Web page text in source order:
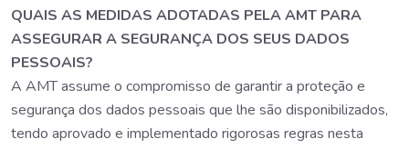
QUAIS AS MEDIDAS ADOTADAS PELA AMT PARA
ASSEGURAR A SEGURANÇA DOS SEUS DADOS
PESSOAIS?
A AMT assume o compromisso de garantir a proteção e
segurança dos dados pessoais que lhe são disponibilizados,
tendo aprovado e implementado rigorosas regras nesta